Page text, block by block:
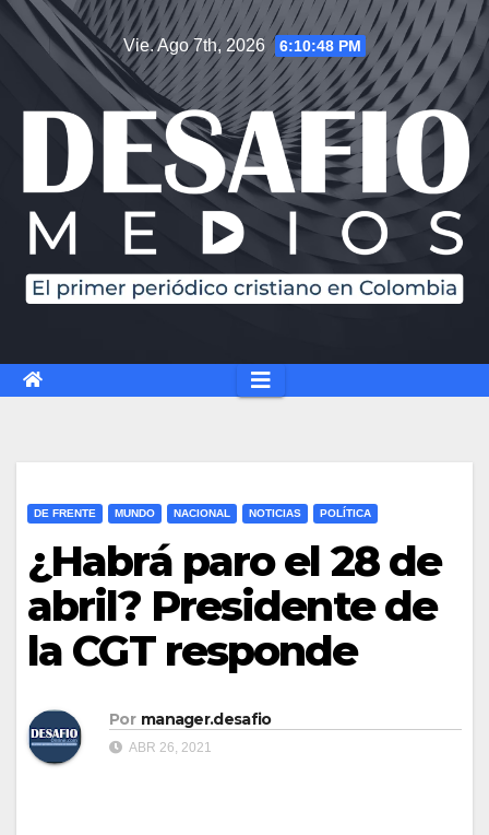
Saltar
contenido
Vie. Ago 7th, 2026 6:10:48 PM
DE FRENTE MUNDO NACIONAL NOTICIAS POLÍTICA
¿Habrá paro el 28 de
abril? Presidente de
la CGT responde
Por manager.desafio
ABR 26, 2021